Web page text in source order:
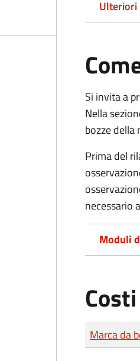
Ulteriori
Si invita a
Nella
bozze
Prima del
necessario
Moduli
Costi
Tipo di
Importo
Marca da